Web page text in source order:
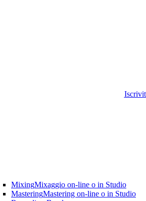
MixingMixaggio on-line o in Studio
MasteringMastering on-line o in Studio